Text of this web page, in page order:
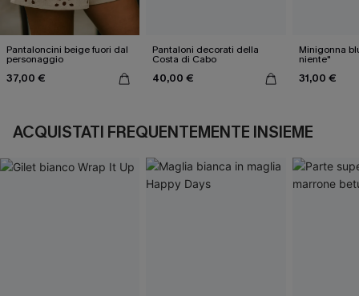
Pantaloncini beige fuori dal
personaggio
37,00 €
Pantaloni decorati della
Costa di Cabo
40,00 €
Minigonna
niente"
31,00 €
ACQUISTATI FREQUENTEMENTE INSIEME